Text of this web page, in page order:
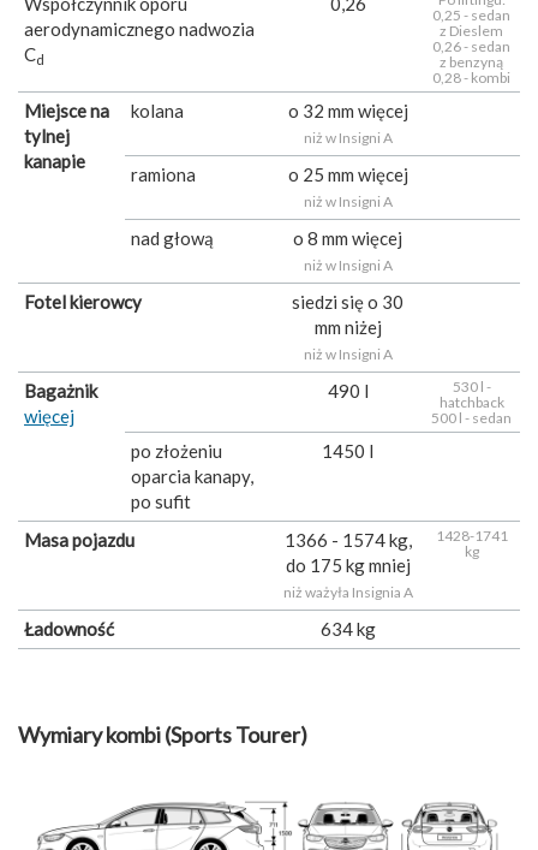
aerodynamicznego nadwozia
Cd
0,25 - sedan
z Dieslem
0,26 - sedan
z benzyną
0,28 - kombi
Miejsce na
tylnej
kanapie
kolana o 32 mm więcej
niż w Insigni A
ramiona o 25 mm więcej
niż w Insigni A
nad głową o 8 mm więcej
niż w Insigni A
Fotel kierowcy
siedzi się o 30
mm niżej
niż w Insigni A
Bagażnik
więcej
490 l
530 l -
hatchback
500 l - sedan
po złożeniu
oparcia kanapy,
po sufit
1450 l
Masa pojazdu
1366 - 1574 kg,
do 175 kg mniej
niż ważyła Insignia A
1428-1741
kg
Ładowność 634 kg
Wymiary kombi (Sports Tourer)